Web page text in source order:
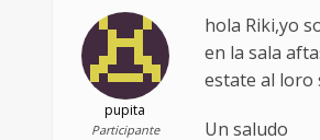
pupita
Participante
hola Riki,yo
en la sala
estate al loro
Un saludo